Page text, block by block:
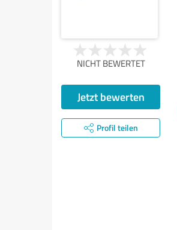
NICHT BEWERTET
Jetzt bewerten
Profil teilen